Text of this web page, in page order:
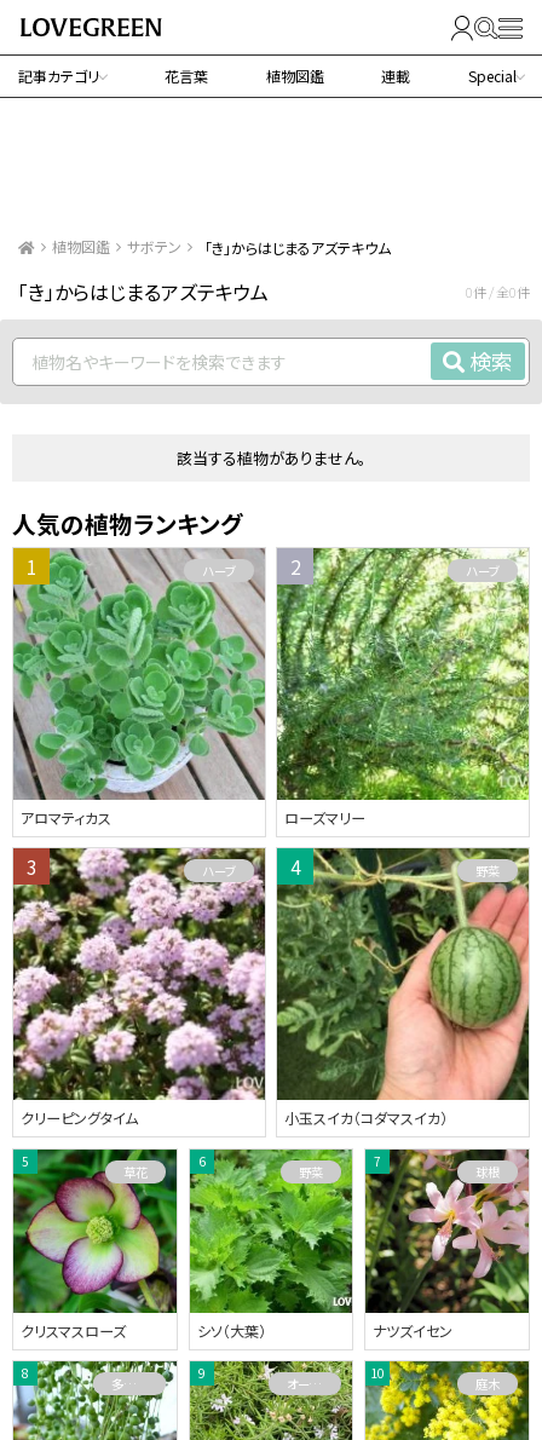
記事カテゴリ 花言葉 植物図鑑 連載 Special
植物図鑑 サボテン 「き」からはじまるアズテキウム
「き」からはじまるアズテキウム 0件 / 全0件
検索
該当する植物がありません。
人気の植物ランキング
アロマティカス
ハーブ
ローズマリー
ハーブ
クリーピングタイム
ハーブ
小玉スイカ（コダマスイカ）
野菜
クリスマスローズ
草花
シソ（大葉）
野菜
ナツズイセン
球根
多肉植物 オーストラリアプランツ 庭木